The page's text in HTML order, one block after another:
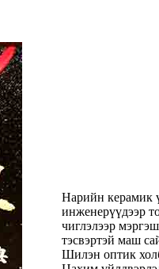
Нарийн керамик
инженерүүдээр
чиглэлээр
тэсвэртэй маш
Шилэн оптик